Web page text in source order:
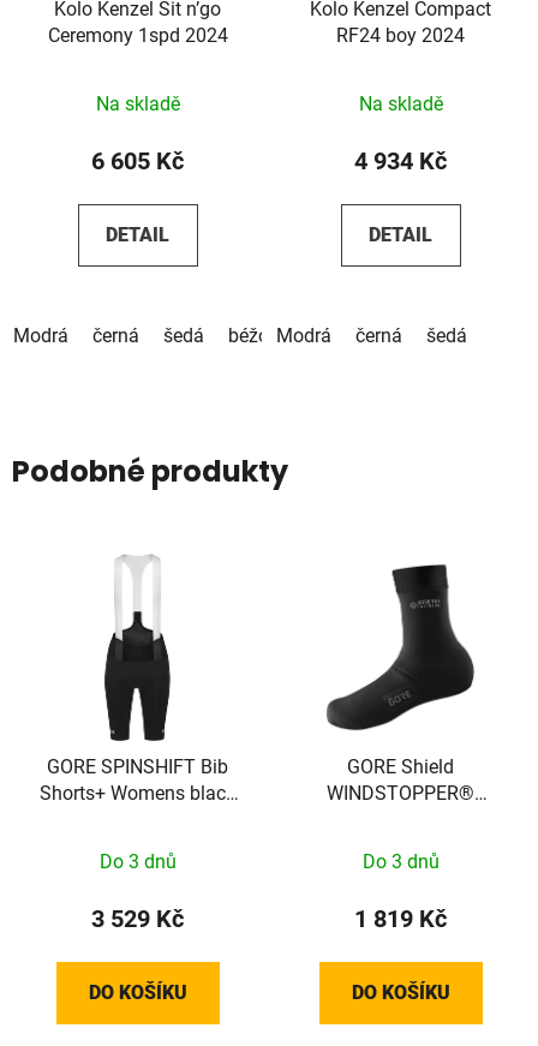
Kolo Kenzel Sit n’go
Ceremony 1spd 2024
Na skladě
6 605 Kč
DETAIL
Modrá černá šedá béžová červená hnědá
Kolo Kenzel Compact
RF24 boy 2024
Na skladě
4 934 Kč
DETAIL
Modrá černá šedá
Podobné produkty
GORE SPINSHIFT Bib
Shorts+ Womens black
Do 3 dnů
3 529 Kč
DO KOŠÍKU
GORE Shield
WINDSTOPPER®
Do 3 dnů
1 819 Kč
DO KOŠÍKU